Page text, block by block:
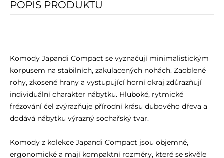
POPIS PRODUKTU
Komody Japandi Compact se vyznačují minimalistickým
korpusem na stabilních, zakulacených nohách. Zaoblené
rohy, zkosené hrany a vystupující horní okraj zdůrazňují
individuální charakter nábytku. Hluboké, rytmické
frézování čel zvýrazňuje přírodní krásu dubového dřeva a
dodává nábytku výrazný sochařský tvar.
Komody z kolekce Japandi Compact jsou objemné,
ergonomické a mají kompaktní rozměry, které se skvěle